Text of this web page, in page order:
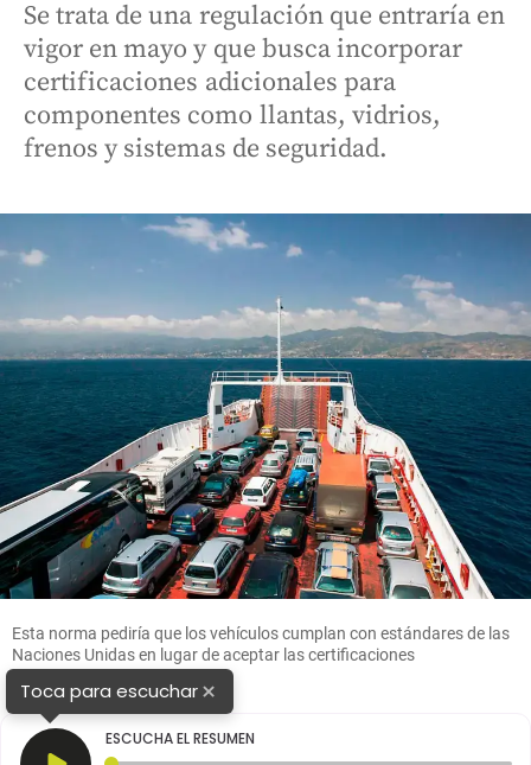
Se trata de una regulación que entraría en
vigor en mayo y que busca incorporar
certificaciones adicionales para
componentes como llantas, vidrios,
frenos y sistemas de seguridad.
Esta norma pediría que los vehículos cumplan con estándares de las
Naciones Unidas en lugar de aceptar las certificaciones
estadounidenses. Foto: Getty
Toca para escuchar×
ESCUCHA EL RESUMEN